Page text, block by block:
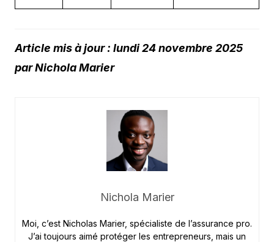
Article mis à jour : lundi 24 novembre 2025
par Nichola Marier
Nichola Marier
Moi, c’est Nicholas Marier, spécialiste de l’assurance pro.
J’ai toujours aimé protéger les entrepreneurs, mais un